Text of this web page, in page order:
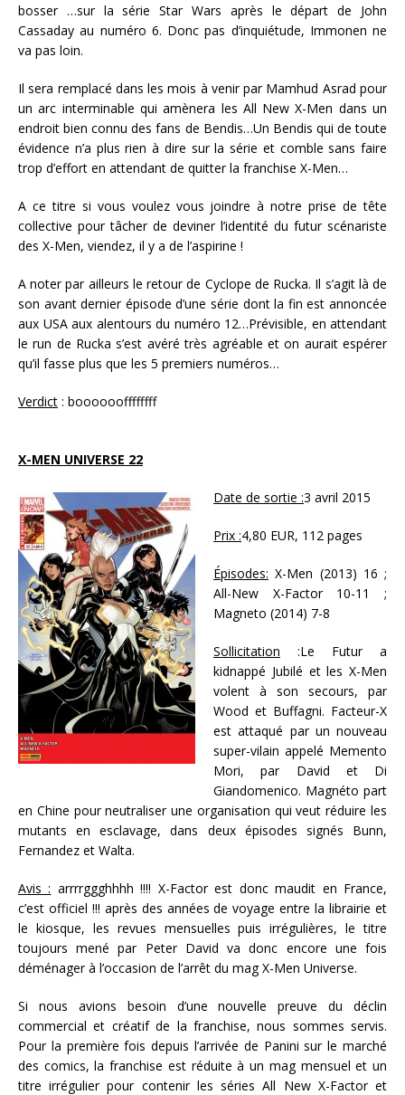
bosser …sur la série Star Wars après le départ de John
Cassaday au numéro 6. Donc pas d’inquiétude, Immonen ne
va pas loin.
Il sera remplacé dans les mois à venir par Mamhud Asrad pour
un arc interminable qui amènera les All New X-Men dans un
endroit bien connu des fans de Bendis…Un Bendis qui de toute
évidence n’a plus rien à dire sur la série et comble sans faire
trop d’effort en attendant de quitter la franchise X-Men…
A ce titre si vous voulez vous joindre à notre prise de tête
collective pour tâcher de deviner l’identité du futur scénariste
des X-Men, viendez, il y a de l’aspirine !
A noter par ailleurs le retour de Cyclope de Rucka. Il s’agit là de
son avant dernier épisode d’une série dont la fin est annoncée
aux USA aux alentours du numéro 12…Prévisible, en attendant
le run de Rucka s’est avéré très agréable et on aurait espérer
qu’il fasse plus que les 5 premiers numéros…
Verdict : booooooffffffff
X-MEN UNIVERSE 22
Date de sortie :3 avril 2015
Prix :4,80 EUR, 112 pages
Épisodes: X-Men (2013) 16 ;
All-New X-Factor 10-11 ;
Magneto (2014) 7-8
Sollicitation :Le Futur a
kidnappé Jubilé et les X-Men
volent à son secours, par
Wood et Buffagni. Facteur-X
est attaqué par un nouveau
super-vilain appelé Memento
Mori, par David et Di
Giandomenico. Magnéto part
en Chine pour neutraliser une organisation qui veut réduire les
mutants en esclavage, dans deux épisodes signés Bunn,
Fernandez et Walta.
Avis : arrrrggghhhh !!!! X-Factor est donc maudit en France,
c’est officiel !!! après des années de voyage entre la librairie et
le kiosque, les revues mensuelles puis irrégulières, le titre
toujours mené par Peter David va donc encore une fois
déménager à l’occasion de l’arrêt du mag X-Men Universe.
Si nous avions besoin d’une nouvelle preuve du déclin
commercial et créatif de la franchise, nous sommes servis.
Pour la première fois depuis l’arrivée de Panini sur le marché
des comics, la franchise est réduite à un mag mensuel et un
titre irrégulier pour contenir les séries All New X-Factor et